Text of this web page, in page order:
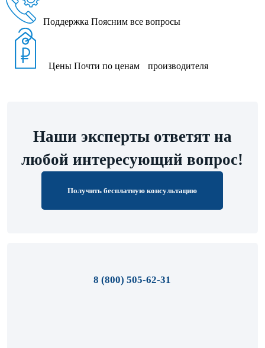
Поддержка Поясним все вопросы
Цены Почти по ценам производителя
Наши эксперты ответят на
любой интересующий вопрос!
Получить бесплатную консультацию
8 (800) 505-62-31